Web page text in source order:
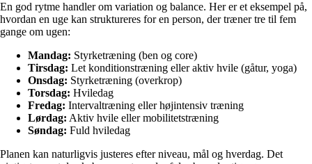
En god rytme handler om variation og balance. Her er et eksempel på,
hvordan en uge kan struktureres for en person, der træner tre til fem
gange om ugen:
Mandag: Styrketræning (ben og core)
Tirsdag: Let konditionstræning eller aktiv hvile (gåtur, yoga)
Onsdag: Styrketræning (overkrop)
Torsdag: Hviledag
Fredag: Intervaltræning eller højintensiv træning
Lørdag: Aktiv hvile eller mobilitetstræning
Søndag: Fuld hviledag
Planen kan naturligvis justeres efter niveau, mål og hverdag. Det